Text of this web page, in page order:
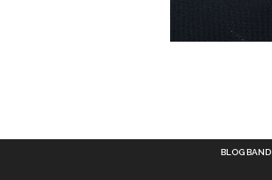
BLOG BAND